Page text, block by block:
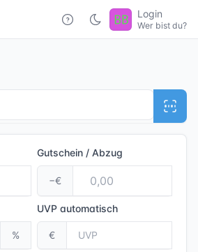
Login
Wer bist du?
Gutschein / Abzug
−€
%
UVPautomatisch
€